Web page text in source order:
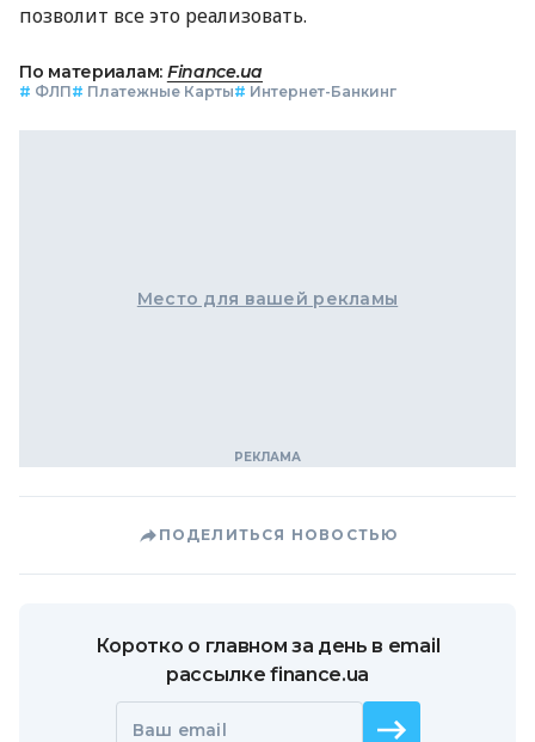
позволит все это реализовать.
По материалам: Finance.ua
# ФЛП# Платежные Карты# Интернет-Банкинг
Место для вашей рекламы
ПОДЕЛИТЬСЯ НОВОСТЬЮ
Коротко о главном за день в email
рассылке finance.ua
Ваш email